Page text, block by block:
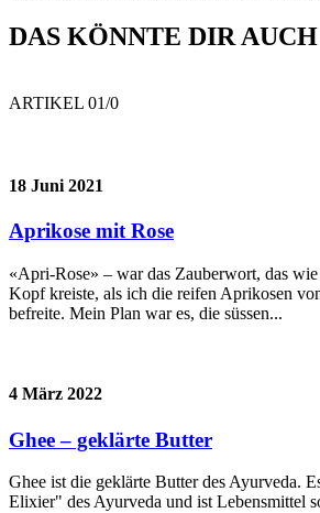
DAS KÖNNTE DIR
ARTIKEL 01/0
18 Juni 2021
Aprikose mit Rose
«Apri-Rose» – war das Zauberwort, das
Kopf kreiste, als ich die reifen Aprikosen
befreite. Mein Plan war es, die süssen...
4 März 2022
Ghee – geklärte Butter
Ghee ist die geklärte Butter des Ayurveda.
Elixier" des Ayurveda und ist Lebensmittel